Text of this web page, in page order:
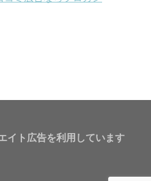
イト広告を利用しています